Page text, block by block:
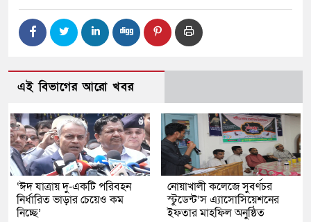
এই বিভাগের আরো খবর
‘ঈদ যাত্রায় দু-একটি পরিবহন
নির্ধারিত ভাড়ার চেয়েও কম
নিচ্ছে’
নোয়াখালী কলেজে সুবর্ণচর
স্টুডেন্ট’স এ্যাসোসিয়েশনের
ইফতার মাহফিল অনুষ্ঠিত